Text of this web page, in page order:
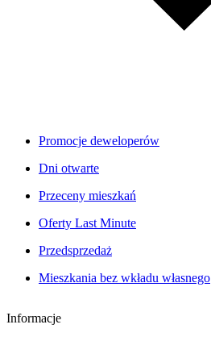
Promocje deweloperów
Dni otwarte
Przeceny mieszkań
Oferty Last Minute
Przedsprzedaż
Mieszkania bez wkładu własnego
Informacje